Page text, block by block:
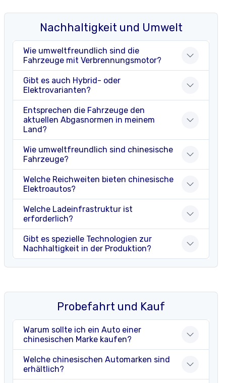
Nachhaltigkeit und Umwelt
Wie umweltfreundlich sind die
Fahrzeuge mit Verbrennungsmotor?
Gibt es auch Hybrid- oder
Elektrovarianten?
Entsprechen die Fahrzeuge den
aktuellen Abgasnormen in meinem
Land?
Wie umweltfreundlich sind chinesische
Fahrzeuge?
Welche Reichweiten bieten chinesische
Elektroautos?
Welche Ladeinfrastruktur ist
erforderlich?
Gibt es spezielle Technologien zur
Nachhaltigkeit in der Produktion?
Probefahrt und Kauf
Warum sollte ich ein Auto einer
chinesischen Marke kaufen?
Welche chinesischen Automarken sind
erhältlich?